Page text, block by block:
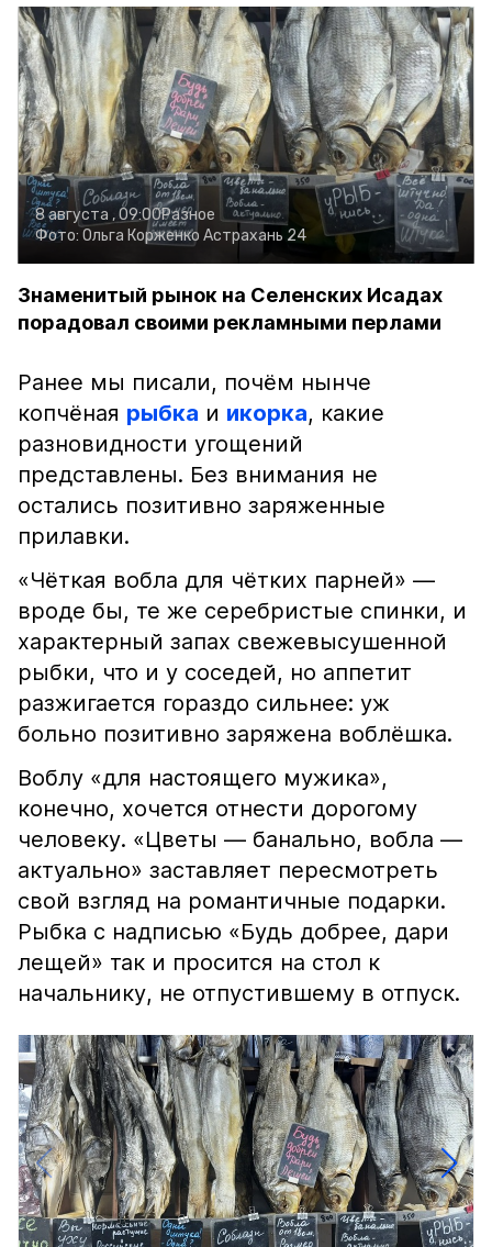
8 августа , 09:00Разное
Фото: Ольга Корженко Астрахань 24
Знаменитый рынок на Селенских Исадах
порадовал своими рекламными перлами
Ранее мы писали, почём нынче
копчёная рыбка и икорка, какие
разновидности угощений
представлены. Без внимания не
остались позитивно заряженные
прилавки.
«Чёткая вобла для чётких парней» —
вроде бы, те же серебристые спинки, и
характерный запах свежевысушенной
рыбки, что и у соседей, но аппетит
разжигается гораздо сильнее: уж
больно позитивно заряжена воблёшка.
Воблу «для настоящего мужика»,
конечно, хочется отнести дорогому
человеку. «Цветы — банально, вобла —
актуально» заставляет пересмотреть
свой взгляд на романтичные подарки.
Рыбка с надписью «Будь добрее, дари
лещей» так и просится на стол к
начальнику, не отпустившему в отпуск.